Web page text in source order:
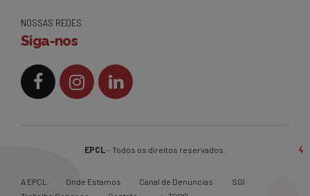
NOSSAS REDES
Siga-nos
EPCL– Todos os direitos reservados.
A EPCL Onde Estamos Canal de Denúncias
SGI